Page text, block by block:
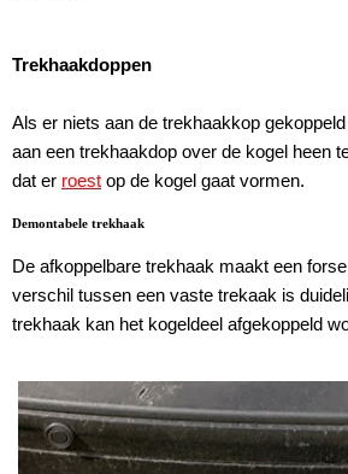
Trekhaakdoppen
Als er niets aan de trekhaakkop
aan een trekhaakdop over de kogel heen
dat er roest op de kogel gaat vormen.
Demontabele trekhaak
De afkoppelbare trekhaak maakt een
verschil tussen een vaste trekaak is
trekhaak kan het kogeldeel afgekoppeld